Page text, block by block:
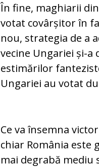
În fine, maghiarii
votat covârșitor în
nou, strategia de a
vecine Ungariei și-
estimărilor
Ungariei au votat
Ce va însemna
chiar România este
mai degrabă mediu